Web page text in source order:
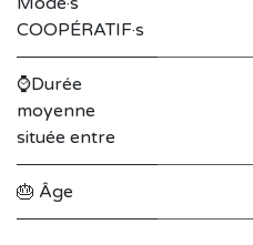
COOPÉRATIF·s
⌚Durée
moyenne
située entre
🎂 Âge